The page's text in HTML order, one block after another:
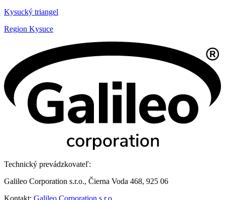
Kysucký triangel
Region Kysuce
Technický prevádzkovateľ:
Galileo Corporation s.r.o., Čierna Voda 468, 925 06